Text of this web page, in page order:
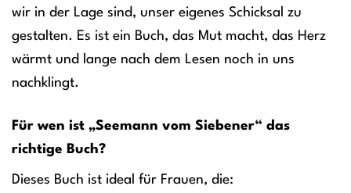
wir in der Lage sind, unser eigenes Schicksal zu
gestalten. Es ist ein Buch, das Mut macht, das Herz
wärmt und lange nach dem Lesen noch in uns
nachklingt.
Für wen ist „Seemann vom Siebener“ das
richtige Buch?
Dieses Buch ist ideal für Frauen, die: